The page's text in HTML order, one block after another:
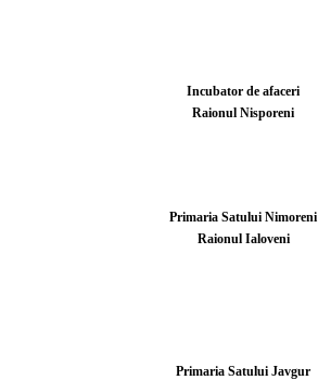
Incubator de afaceri
Raionul Nisporeni
Primaria Satului Nimoreni
Raionul Ialoveni
Primaria Satului Javgur